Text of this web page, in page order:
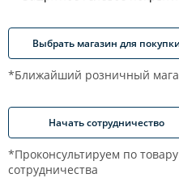
Выбрать магазин для
*Ближайший розничный
Начать сотрудничество
*Проконсультируем по
сотрудничества